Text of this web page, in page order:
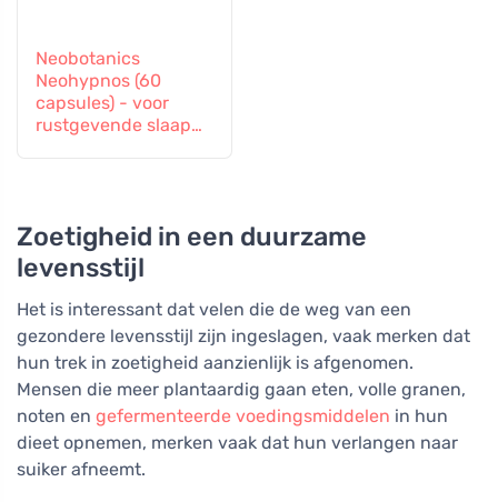
Neobotanics
Neohypnos (60
capsules) - voor
rustgevende slaap
Zoetigheid in een duurzame
levensstijl
Het is interessant dat velen die de weg van een
gezondere levensstijl zijn ingeslagen, vaak merken dat
hun trek in zoetigheid aanzienlijk is afgenomen.
Mensen die meer plantaardig gaan eten, volle granen,
noten en gefermenteerde voedingsmiddelen in hun
dieet opnemen, merken vaak dat hun verlangen naar
suiker afneemt.